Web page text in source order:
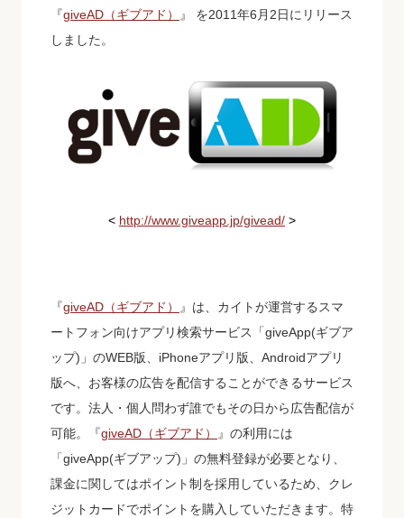
『giveAD（ギブアド）
』 を2011年6月2日にリリース
しました。
< http://www.giveapp.jp/givead/ >
『giveAD（ギブアド）
』は、カイトが運営するスマ
ートフォン向けアプリ検索サービス「giveApp(ギブア
ップ)」のWEB版、iPhoneアプリ版、Androidアプリ
版へ、お客様の広告を配信することができるサービス
です。法人・個人問わず誰でもその日から広告配信が
可能。『giveAD（ギブアド）
』の利用には
「giveApp(ギブアップ)」の無料登録が必要となり、
課金に関してはポイント制を採用しているため、クレ
ジットカードでポイントを購入していただきます。特